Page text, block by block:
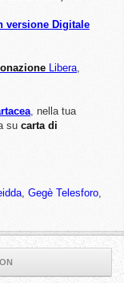
versione Digitale
Libera,
, nella tua
su carta di
, Gegè Telesforo,